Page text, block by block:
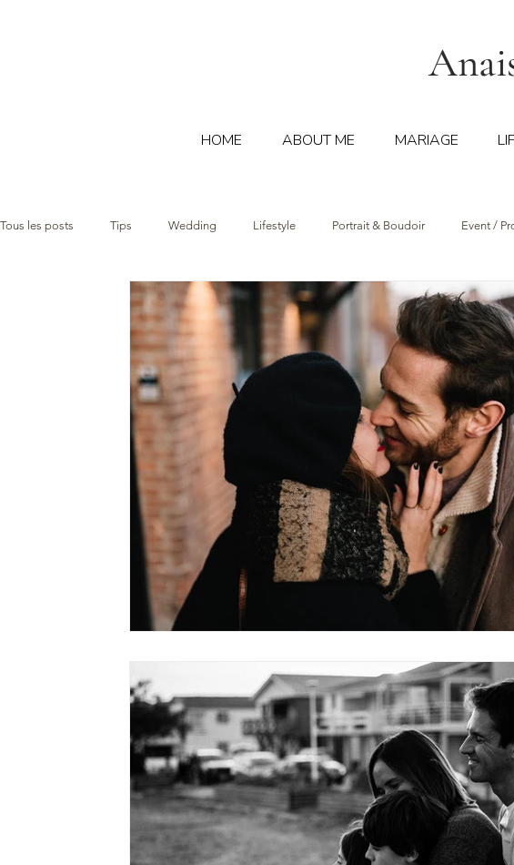
HOME ABOUT ME MARIAGE
Tous les posts Tips Wedding Lifestyle Portrait & Boudoir Event /